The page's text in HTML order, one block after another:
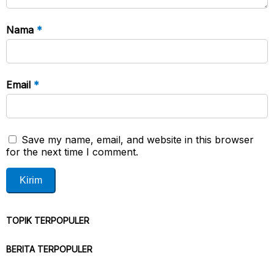
Nama *
Email *
Save my name, email, and website in this browser
for the next time I comment.
TOPIK TERPOPULER
BERITA TERPOPULER